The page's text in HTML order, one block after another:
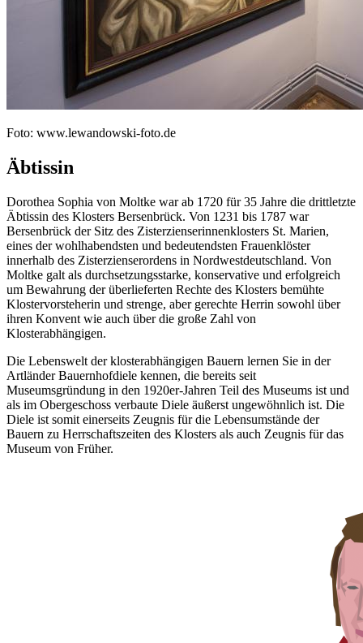
Foto: www.lewandowski-foto.de
Äbtissin
Dorothea Sophia von Moltke war ab 1720 für 35 Jahre die drittletzte
Äbtissin des Klosters Bersenbrück. Von 1231 bis 1787 war
Bersenbrück der Sitz des Zisterzienserinnenklosters St. Marien,
eines der wohlhabendsten und bedeutendsten Frauenklöster
innerhalb des Zisterzienserordens in Nordwestdeutschland. Von
Moltke galt als durchsetzungsstarke, konservative und erfolgreich
um Bewahrung der überlieferten Rechte des Klosters bemühte
Klostervorsteherin und strenge, aber gerechte Herrin sowohl über
ihren Konvent wie auch über die große Zahl von
Klosterabhängigen.
Die Lebenswelt der klosterabhängigen Bauern lernen Sie in der
Artländer Bauernhofdiele kennen, die bereits seit
Museumsgründung in den 1920er-Jahren Teil des Museums ist und
als im Obergeschoss verbaute Diele äußerst ungewöhnlich ist. Die
Diele ist somit einerseits Zeugnis für die Lebensumstände der
Bauern zu Herrschaftszeiten des Klosters als auch Zeugnis für das
Museum von Früher.